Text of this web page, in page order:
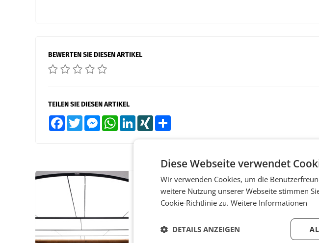
BEWERTEN SIE DIESEN ARTIKEL
TEILEN SIE DIESEN ARTIKEL
FacebookTwitter MessengerWhatsAppLinkedInXING
MARKETING & MEDIA
Pilnacek-U-Ausschuss -
Presserat fordert sensible
Diese Webseite verwendet
Wir verwenden Cookies, um die
weitere Nutzung unserer Webseite stimmen
Cookie-Richtlinie zu. Weitere Informationen
DETAILS ANZEIGEN